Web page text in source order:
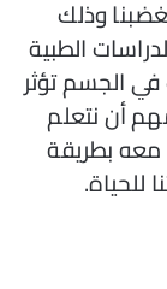
وذلك
الطبية
الجسم تؤثر
أن نتعلم
بطريقة
للحياة.